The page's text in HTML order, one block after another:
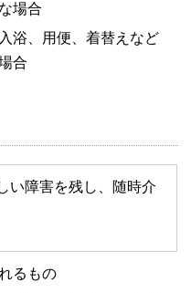
場合
浴、用便、着替えなど
合
い障害を残し、随時介
るもの